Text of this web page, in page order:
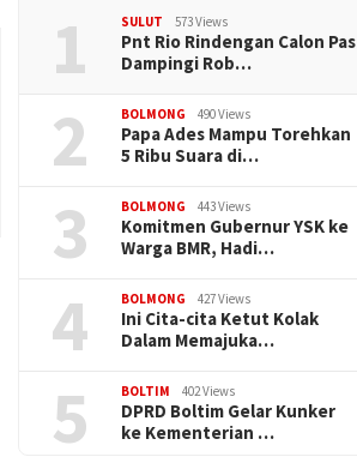
1 SULUT 573 Views
Pnt Rio Rindengan Calon Pas
Dampingi Rob…
2 BOLMONG 490 Views
Papa Ades Mampu Torehkan
5 Ribu Suara di…
3 BOLMONG 443 Views
Komitmen Gubernur YSK ke
Warga BMR, Hadi…
4 BOLMONG 427 Views
Ini Cita-cita Ketut Kolak
Dalam Memajuka…
5 BOLTIM 402 Views
DPRD Boltim Gelar Kunker
ke Kementerian …